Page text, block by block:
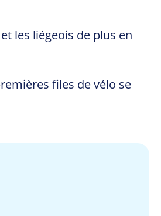
les liégeois de plus en
files de vélo se